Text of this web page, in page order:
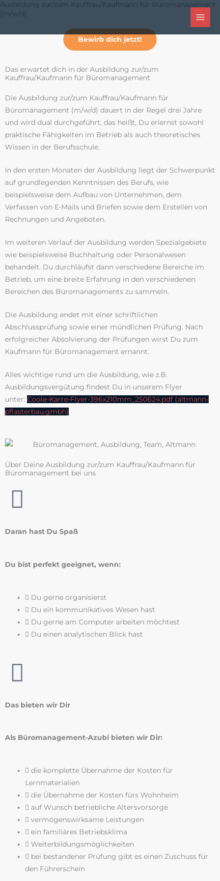
Zum
Inhalt
Main
Ausbildung zur/zum Kauffrau/Kaufmann für Büromanagement
(m/w/d)
Bewirb dich jetzt!
Das erwartet dich in der Ausbildung zur/zum
Kauffrau/Kaufmann für Büromanagement
Die Ausbildung zur/zum Kauffrau/Kaufmann für
Büromanagement (m/w/d) dauert in der Regel drei Jahre
und wird dual durchgeführt, das heißt, Du erlernst sowohl
praktische Fähigkeiten im Betrieb als auch theoretisches
Wissen in der Berufsschule.
In den ersten Monaten der Ausbildung liegt der Schwerpunkt
auf grundlegenden Kenntnissen des Berufs, wie
beispielsweise dem Aufbau von Unternehmen, dem
Verfassen von E-Mails und Briefen sowie dem Erstellen von
Rechnungen und Angeboten.
Im weiteren Verlauf der Ausbildung werden Spezialgebiete
wie beispielsweise Buchhaltung oder Personalwesen
behandelt. Du durchläufst dann verschiedene Bereiche im
Betrieb, um eine breite Erfahrung in den verschiedenen
Bereichen des Büromanagements zu sammeln.
Die Ausbildung endet mit einer schriftlichen
Abschlussprüfung sowie einer mündlichen Prüfung. Nach
erfolgreicher Absolvierung der Prüfungen wirst Du zum
Kaufmann für Büromanagement ernannt.
Alles wichtige rund um die Ausbildung, wie z.B.
Ausbildungsvergütung findest Du in unserem Flyer
unter: Coole-Karre-Flyer-396x210mm_250624.pdf (altmann-
pflasterbau.gmbh)
Über Deine Ausbildung zur/zum Kauffrau/Kaufmann für
Büromanagement bei uns
Daran hast Du Spaß
Du bist perfekt geeignet, wenn:
Du gerne organisierst
Du ein kommunikatives Wesen hast
Du gerne am Computer arbeiten möchtest
Du einen analytischen Blick hast
Das bieten wir Dir
Als Büromanagement-Azubi bieten wir Dir:
die komplette Übernahme der Kosten für
Lernmaterialien
die Übernahme der Kosten fürs Wohnheim
auf Wunsch betriebliche Altersvorsorge
vermögenswirksame Leistungen
ein familiäres Betriebsklima
Weiterbildungsmöglichkeiten
bei bestandener Prüfung gibt es einen Zuschuss für
den Führerschein